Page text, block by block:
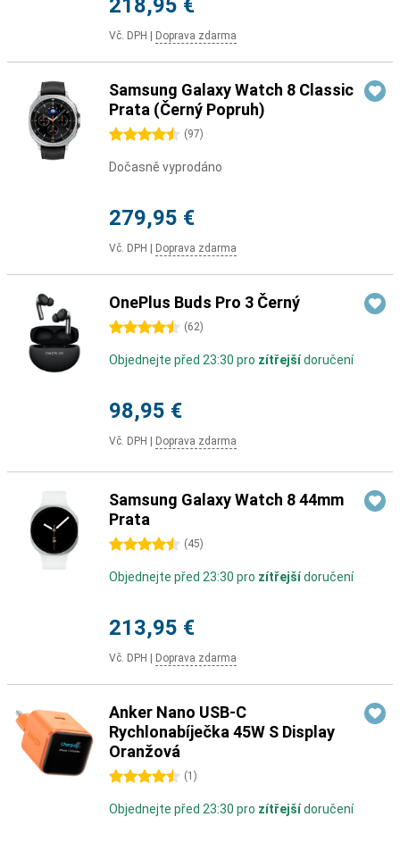
218,95 €
Vč. DPH Doprava zdarma
Samsung Galaxy Watch 8 Classic
Prata (Černý Popruh)
4.5 hvězdičky(97)
Dočasně vyprodáno
279,95 €
Vč. DPH Doprava zdarma
OnePlus Buds Pro 3 Černý
4.5 hvězdičky(62)
Objednejte před 23:30 pro zítřejšídoručení
98,95 €
Vč. DPH Doprava zdarma
Samsung Galaxy Watch 8 44mm
Prata
4.5 hvězdičky(45)
Objednejte před 23:30 pro zítřejšídoručení
213,95 €
Vč. DPH Doprava zdarma
Anker Nano USB-C
Rychlonabíječka 45W S Display
Oranžová
4.5 hvězdičky(1 )
Objednejte před 23:30 pro zítřejšídoručení